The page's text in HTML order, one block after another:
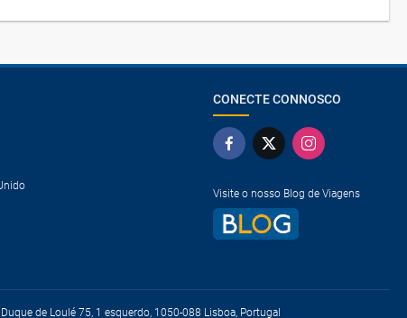
CONECTE CONNOSCO
Visite o nosso Blog de Viagens
de Loulé 75, 1 esquerdo, 1050-088 Lisboa, Portugal